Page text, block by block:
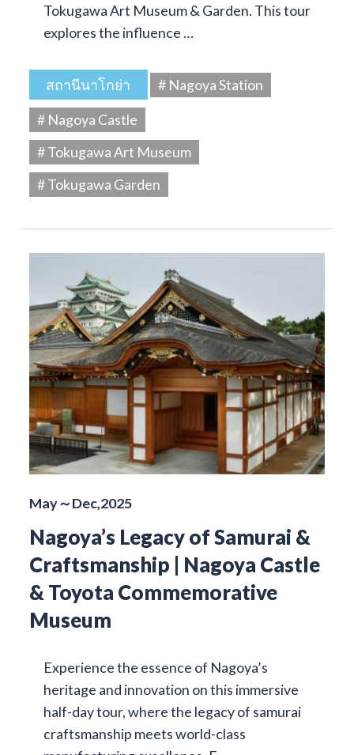
Tokugawa Art Museum & Garden. This tour
explores the influence …
สถานีนาโกย่า
# Nagoya Station
# Nagoya Castle
# Tokugawa Art Museum
# Tokugawa Garden
May～Dec,2025
Nagoya’s Legacy of Samurai &
Craftsmanship | Nagoya Castle
& Toyota Commemorative
Museum
Experience the essence of Nagoya’s
heritage and innovation on this immersive
half-day tour, where the legacy of samurai
craftsmanship meets world-class